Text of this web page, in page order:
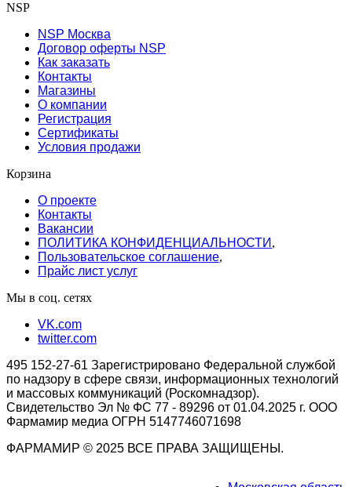
NSP
NSP Москва
Договор оферты NSP
Как заказать
Контакты
Магазины
О компании
Регистрация
Сертификаты
Условия продажи
Корзина
О проекте
Контакты
Вакансии
ПОЛИТИКА КОНФИДЕНЦИАЛЬНОСТИ ,
Пользовательское соглашение,
Прайс лист услуг
Мы в соц. сетях
VK.com
twitter.com
495 152-27-61 Зарегистрировано Федеральной службой
по надзору в сфере связи, информационных технологий
и массовых коммуникаций (Роскомнадзор).
Свидетельство Эл № ФС 77 - 89296 от 01.04.2025 г. ООО
Фармамир медиа ОГРН 5147746071698
ФАРМАМИР © 2025 ВСЕ ПРАВА ЗАЩИЩЕНЫ.